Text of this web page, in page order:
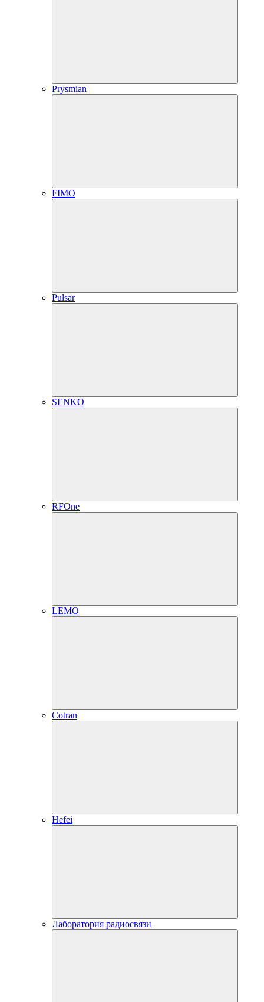
Prysmian
FIMO
Pulsar
SENKO
RFOne
LEMO
Cotran
Hefei
Лаборатория радиосвязи